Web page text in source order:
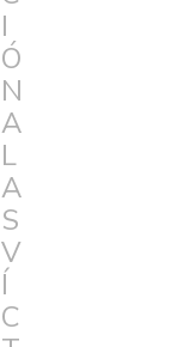
I
Ó
N
A
L
A
S
V
Í
C